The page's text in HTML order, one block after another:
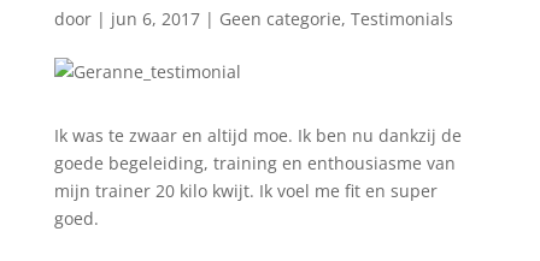
door | jun 6, 2017| Geen categorie, Testimonials
Ik was te zwaar en altijd moe. Ik ben nu dankzij de
goede begeleiding, training en enthousiasme van
mijn trainer 20 kilo kwijt. Ik voel me fit en super
goed.